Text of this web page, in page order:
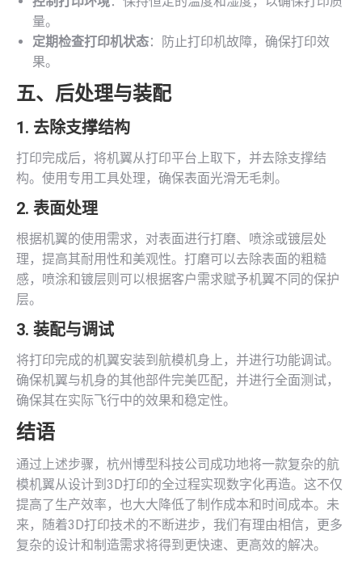
量。
定期检查打印机状态：防止打印机故障，确保打印效
果。
五、后处理与装配
1. 去除支撑结构
打印完成后，将机翼从打印平台上取下，并去除支撑结
构。使用专用工具处理，确保表面光滑无毛刺。
2. 表面处理
根据机翼的使用需求，对表面进行打磨、喷涂或镀层处
理，提高其耐用性和美观性。打磨可以去除表面的粗糙
感，喷涂和镀层则可以根据客户需求赋予机翼不同的保护
层。
3. 装配与调试
将打印完成的机翼安装到航模机身上，并进行功能调试。
确保机翼与机身的其他部件完美匹配，并进行全面测试，
确保其在实际飞行中的效果和稳定性。
结语
通过上述步骤，杭州博型科技公司成功地将一款复杂的航
模机翼从设计到3D打印的全过程实现数字化再造。这不仅
提高了生产效率，也大大降低了制作成本和时间成本。未
来，随着3D打印技术的不断进步，我们有理由相信，更多
复杂的设计和制造需求将得到更快速、更高效的解决。